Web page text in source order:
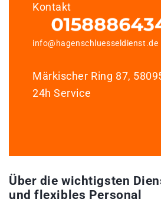
Kontakt
info@hagenschluesseldienst.de
Märkischer Ring 87,
24h Service
Über die wichtigsten
und flexibles Personal